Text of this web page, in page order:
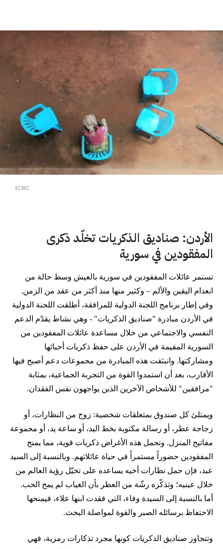
ICRC
الأردن: صناديق الذكريات تخلّد ذكرى
المفقودين في سورية
تستمر عائلات المفقودين في سورية بالعيش وسط حالة من
انعدام اليقين والألم – وكثير منها منذ أكثر من عقد من الزمن.
وفي إطار برنامج اللجنة الدولية للمرافقة، أطلقت اللجنة الدولية
في الأردن مبادرة "صناديق الذكريات" - وهي نشاط يقدّم الدعم
النفسي والاجتماعي من خلال مساعدة عائلات المفقودين من
السورية المقيمة في الأردن على حفظ ذكريات أحبائها
ومشاركتها. وانبثقت هذه المبادرة من مجموعات دعم أصبح فيها
الأقارب، بعد أن استمدوا القوة من التجربة الجماعية، بمثابة
"مرافقين" للأشخاص الآخرين الذين يواجهون نفس الفقدان.
ويمتلئ كل صندوق بمتعلقات شخصية: زوج من النظارات، أو
زجاجة عطر، أو رسالة مكتوبة بخط اليد، أو ساعة يد، أو مجموعة
مفاتيح المنزل. وتحمل هذه الأغراض ذكريات قوية، مما يمنح
المفقودين حضوراً مستمراً في حياة عائلاتهم. وبالنسبة إلى السيد
عبد، فإن حمل نظارات أخيه يساعده على تخيّل رؤية العالم من
خلال عينيه؛ وتذكّره رشّة من العطر بأن الغياب لم يمح الحب.
أما بالنسبة إلى السيدة وفاء، التي فقدت ابنها علاء، فيمنحها
الاحتفاظ برسائله الصبر والقوة لمواصلة البحث.
وتتجاوز صناديق الذكريات كونها مجرد تذكارات رمزية، فهي